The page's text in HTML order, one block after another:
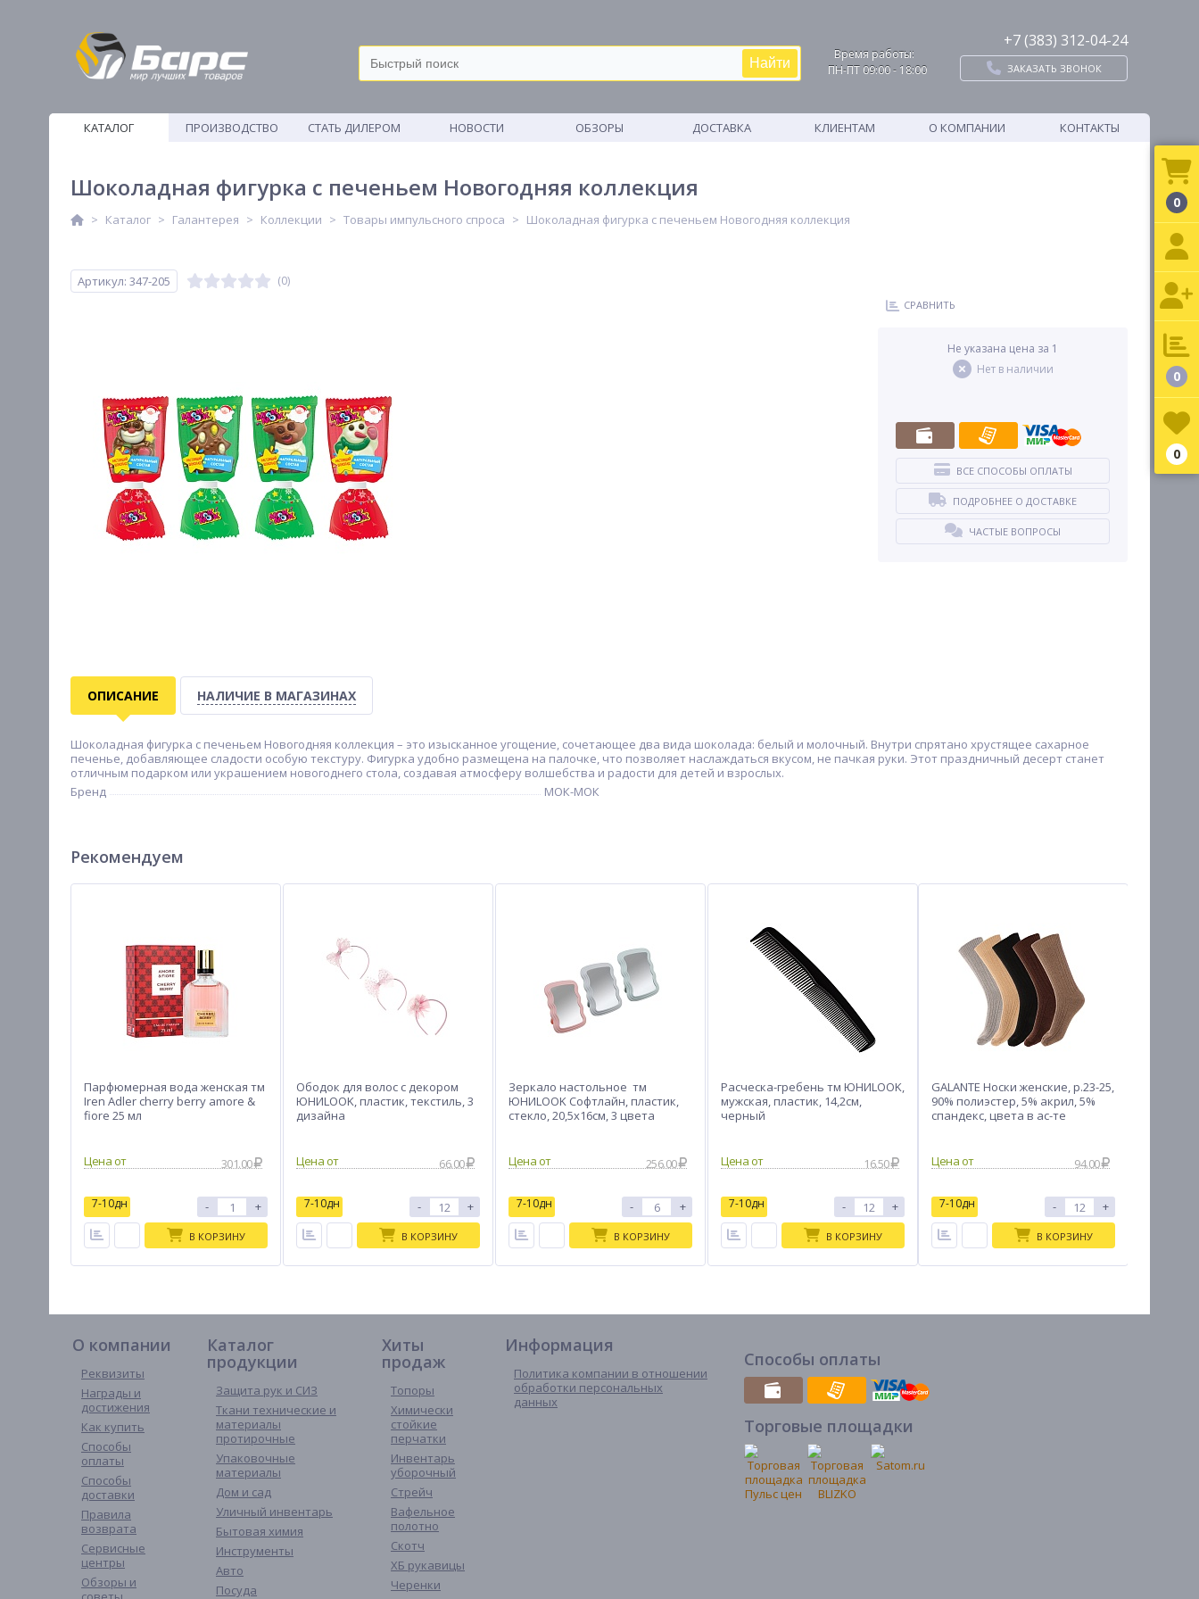
Найти
Время работы:
ПН-ПТ 09:00 - 18:00
+7 (383) 312-04-24
ЗАКАЗАТЬ ЗВОНОК
КАТАЛОГ
ПРОИЗВОДСТВО
СТАТЬ ДИЛЕРОМ НОВОСТИ ОБЗОРЫ ДОСТАВКА КЛИЕНТАМ О КОМПАНИИ КОНТАКТЫ
Шоколадная фигурка с печеньем Новогодняя коллекция
Каталог Галантерея Коллекции Товары импульсного спроса Шоколадная фигурка с печеньем Новогодняя коллекция
Артикул: 347-205 (0)
СРАВНИТЬ
Не указана цена за 1
Нет в наличии
ВСЕ СПОСОБЫ ОПЛАТЫ
ПОДРОБНЕЕ О ДОСТАВКЕ
ЧАСТЫЕ ВОПРОСЫ
ОПИСАНИЕ НАЛИЧИЕ В МАГАЗИНАХ
Шоколадная фигурка с печеньем Новогодняя коллекция – это изысканное угощение, сочетающее два вида шоколада: белый и молочный. Внутри спрятано хрустящее сахарное
печенье, добавляющее сладости особую текстуру. Фигурка удобно размещена на палочке, что позволяет наслаждаться вкусом, не пачкая руки. Этот праздничный десерт станет
отличным подарком или украшением новогоднего стола, создавая атмосферу волшебства и радости для детей и взрослых.
Бренд
МОК-МОК
Рекомендуем
Парфюмерная вода женская тм
Iren Adler cherry berry amore &
fiore 25 мл
301.00
7-10дн - +
В КОРЗИНУ
Ободок для волос с декором
ЮНИLOOK, пластик, текстиль, 3
дизайна
66.00
7-10дн - +
В КОРЗИНУ
Зеркало настольное тм
ЮНИLOOK Софтлайн, пластик,
стекло, 20,5х16см, 3 цвета
256.00
7-10дн - +
В КОРЗИНУ
Расческа-гребень тм ЮНИLOOK,
мужская, пластик, 14,2см,
черный
16.50
7-10дн - +
В КОРЗИНУ
GALANTE Носки женские, р.23-25,
90% полиэстер, 5% акрил, 5%
спандекс, цвета в ас-те
94.00
7-10дн - +
В КОРЗИНУ
О компании
Реквизиты
Награды и
достижения
Как купить
Способы
оплаты
Способы
доставки
Правила
возврата
Сервисные
центры
Обзоры и
Каталог
продукции
Защита рук и СИЗ
Ткани технические и
материалы
протирочные
Упаковочные
материалы
Дом и сад
Уличный инвентарь
Бытовая химия
Инструменты
Авто
Посуда
Хиты
продаж
Топоры
Химически
стойкие
перчатки
Инвентарь
уборочный
Стрейч
Вафельное
полотно
Скотч
ХБ рукавицы
Черенки
Информация
Политика компании в отношении
обработки персональных
данных
Способы оплаты
Торговые площадки
0
0
0